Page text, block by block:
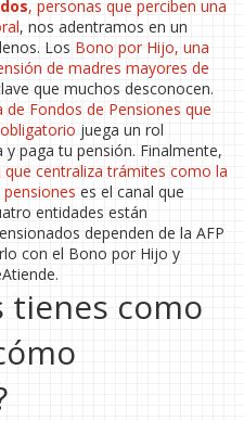
, personas que perciben una
, nos adentramos en un
Los Bono por Hijo, una
de madres mayores de
que muchos desconocen.
de Fondos de Pensiones que
juega un rol
paga tu pensión. Finalmente,
centraliza trámites como la
es el canal que
entidades están
dependen de la AFP
con el Bono por Hijo y
tienes como